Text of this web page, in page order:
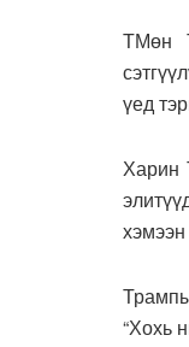
ТМөн
үед
Харин
“Хохь